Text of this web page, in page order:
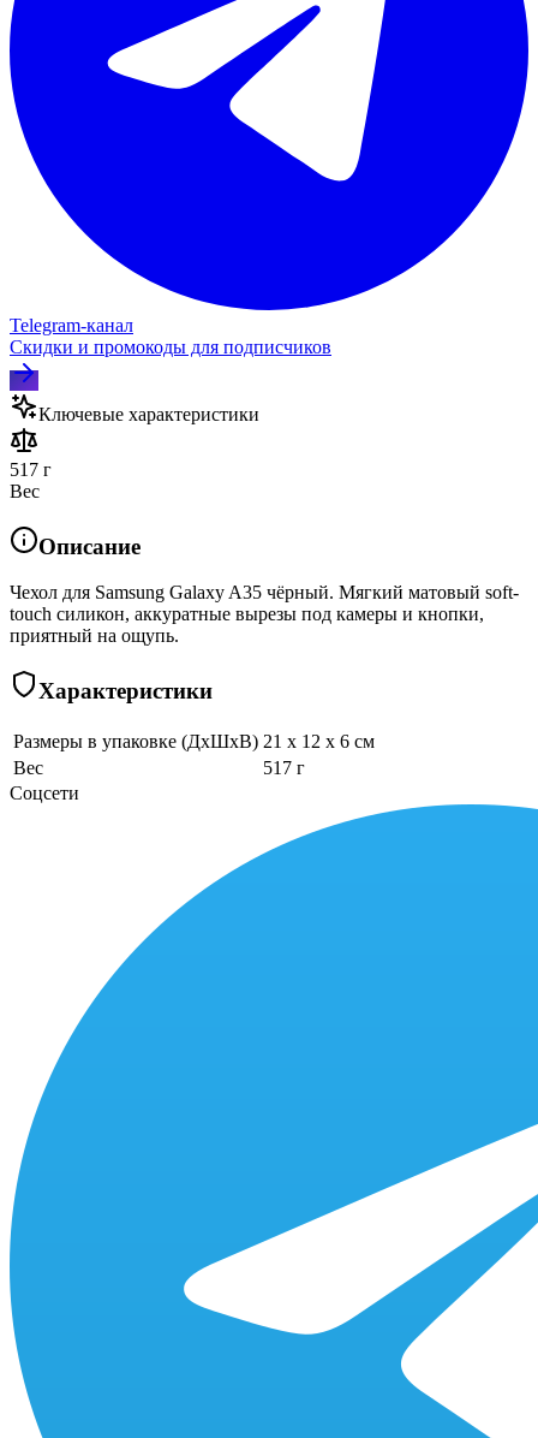
Telegram‑канал
Скидки и промокоды для подписчиков
Ключевые характеристики
517 г
Вес
Описание
Чехол для Samsung Galaxy A35 чёрный. Мягкий матовый soft-
touch силикон, аккуратные вырезы под камеры и кнопки,
приятный на ощупь.
Характеристики
Размеры в упаковке (ДхШхВ) 21 x 12 x 6 см
Вес
517 г
Соцсети